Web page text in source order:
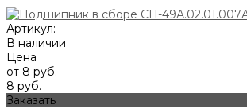
Артикул:
В наличии
Цена
от 8 руб.
8 руб.
Заказать